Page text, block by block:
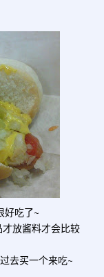
好吃了~
放酱料才会比较
去买一个来吃~